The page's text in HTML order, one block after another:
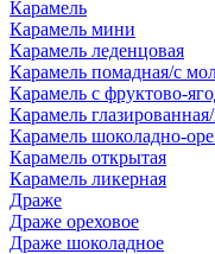
Карамель
Карамель мини
Карамель леденцовая
Карамель помадная/с
Карамель с фруктово-
Карамель
Карамель шоколадно-
Карамель открытая
Карамель ликерная
Драже
Драже ореховое
Драже шоколадное